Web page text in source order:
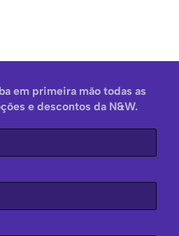
em primeira mão todas as
e descontos da N&W.